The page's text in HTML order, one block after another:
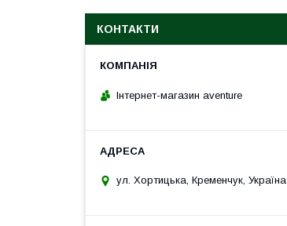
КОНТАКТИ
Інтернет-магазин aventure
ул. Хортицька, Кременчук, Україна